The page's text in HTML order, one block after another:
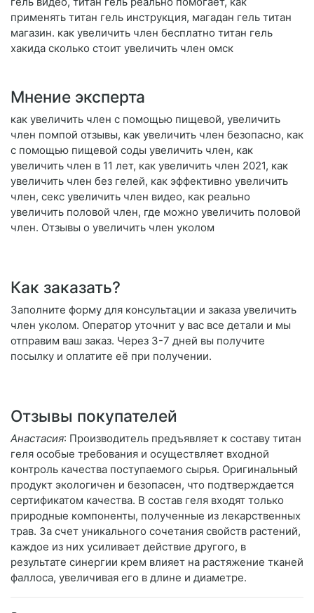
применять титан гель инструкция, магадан гель титан
магазин. как увеличить член бесплатно титан гель
хакида сколько стоит увеличить член омск
Мнение эксперта
как увеличить член с помощью пищевой, увеличить
член помпой отзывы, как увеличить член безопасно, как
с помощью пищевой соды увеличить член, как
увеличить член в 11 лет, как увеличить член 2021, как
увеличить член без гелей, как эффективно увеличить
член, секс увеличить член видео, как реально
увеличить половой член, где можно увеличить половой
член. Отзывы о увеличить член уколом
Как заказать?
Заполните форму для консультации и заказа увеличить
член уколом. Оператор уточнит у вас все детали и мы
отправим ваш заказ. Через 3-7 дней вы получите
посылку и оплатите её при получении.
Отзывы покупателей
Анастасия: Производитель предъявляет к составу титан
геля особые требования и осуществляет входной
контроль качества поступаемого сырья. Оригинальный
продукт экологичен и безопасен, что подтверждается
сертификатом качества. В состав геля входят только
природные компоненты, полученные из лекарственных
трав. За счет уникального сочетания свойств растений,
каждое из них усиливает действие другого, в
результате синергии крем влияет на растяжение тканей
фаллоса, увеличивая его в длине и диаметре.